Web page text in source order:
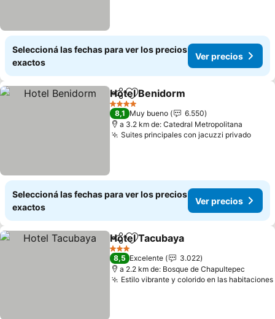
Seleccioná las fechas para ver los precios
exactos
Ver precios
CompartirAñadir a favoritos
Hotel Benidorm
4 Estrellas
8,1 Muy bueno
6.550
a 3.2 km de: Catedral Metropolitana
Suites principales con jacuzzi privado
Seleccioná las fechas para ver los precios
exactos
Ver precios
CompartirAñadir a favoritos
Hotel Tacubaya
3 Estrellas
8,5 Excelente
3.022
a 2.2 km de: Bosque de Chapultepec
Estilo vibrante y colorido en las habitaciones